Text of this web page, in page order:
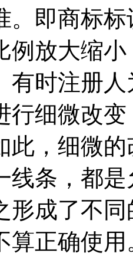
。即商标
例放大缩
有时注册
行细微改
此，细微
线条，都
形成了不
算正确使